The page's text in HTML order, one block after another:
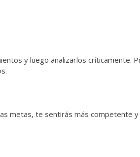
y luego analizarlos críticamente.
metas, te sentirás más competente